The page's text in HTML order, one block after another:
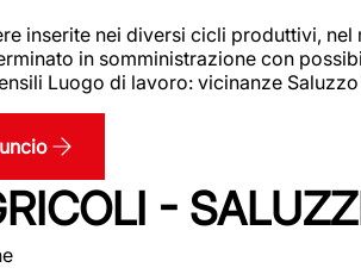
inserite nei diversi cicli produttivi,
in somministrazione con
Luogo di lavoro: vicinanze
-